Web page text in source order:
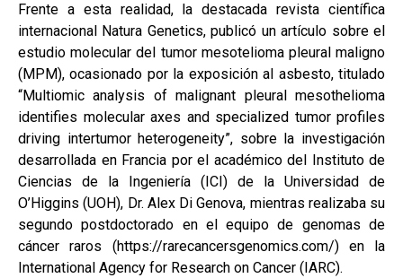
Frente a esta realidad, la destacada revista científica
internacional Natura Genetics, publicó un artículo sobre el
estudio molecular del tumor mesotelioma pleural maligno
(MPM), ocasionado por la exposición al asbesto, titulado
“Multiomic analysis of malignant pleural mesothelioma
identifies molecular axes and specialized tumor profiles
driving intertumor heterogeneity”, sobre la investigación
desarrollada en Francia por el académico del Instituto de
Ciencias de la Ingeniería (ICI) de la Universidad de
O’Higgins (UOH), Dr. Alex Di Genova, mientras realizaba su
segundo postdoctorado en el equipo de genomas de
cáncer raros (https://rarecancersgenomics.com/) en la
International Agency for Research on Cancer (IARC).